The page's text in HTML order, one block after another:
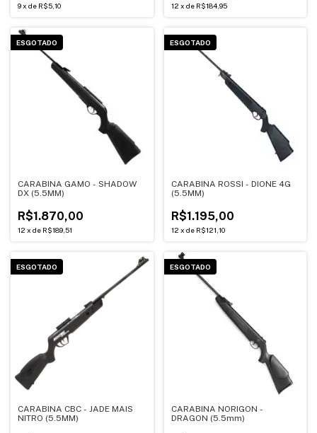
9x de R$5,10 12 x de R$184,95
ESGOTADO
CARABINA GAMO - SHADOW
DX (5.5MM)
R$1.870,00
12 x de R$189,51
ESGOTADO
CARABINA ROSSI - DIONE 4G
(5.5MM)
R$1.195,00
12 x de R$121,10
ESGOTADO
CARABINA CBC - JADE MAIS
NITRO (5.5MM)
ESGOTADO
CARABINA NORIGON -
DRAGON (5.5mm)